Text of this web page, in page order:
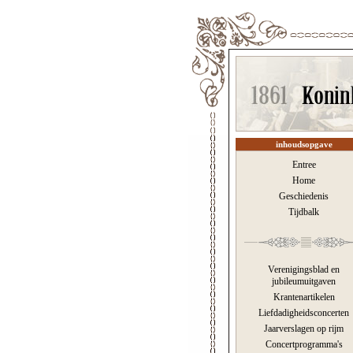
inhoudsopgave
Entree
Home
Geschiedenis
Tijdbalk
Verenigingsblad en
jubileumuitgaven
Krantenartikelen
Liefdadigheidsconcerten
Jaarverslagen op rijm
Concertprogramma's